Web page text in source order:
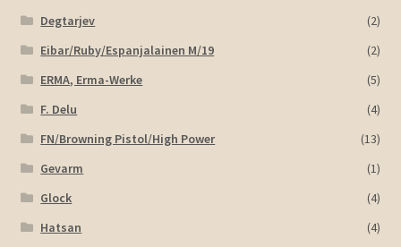
Degtarjev
(2)
Eibar/Ruby/Espanjalainen M/19
(2)
ERMA, Erma-Werke
(5)
F. Delu
(4)
FN/Browning Pistol/High Power
(13)
Gevarm
(1)
Glock
(4)
Hatsan
(4)